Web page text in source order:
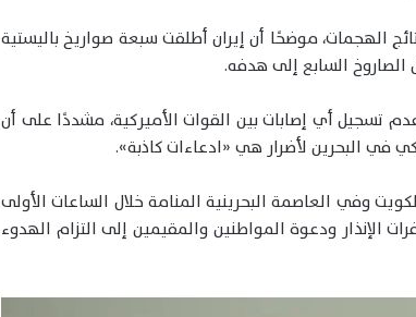
الهجمات، موضحًا أن إيران أطلقت سبعة صواريخ باليستية
الصاروخ السابع إلى هدفه.
تسجيل أي إصابات بين القوات الأميركية، مشددًا على أن
في البحرين لأضرار هي «ادعاءات كاذبة».
وفي العاصمة البحرينية المنامة خلال الساعات الأولى
الإنذار ودعوة المواطنين والمقيمين إلى التزام الهدوء